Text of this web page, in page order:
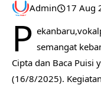
Admin 17 Aug
P semangat
Cipta dan Baca Puisi
(16/8/2025).